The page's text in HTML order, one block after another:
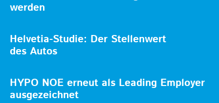
werden
Helvetia-Studie: Der Stellenwert
des Autos
HYPO NOE erneut als Leading Employer
ausgezeichnet